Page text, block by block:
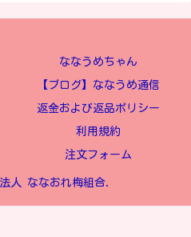
ななうめちゃん
【ブログ】ななうめ通信
返金および返品ポリシー
利用規約
注文フォーム
人 ななおれ梅組合.